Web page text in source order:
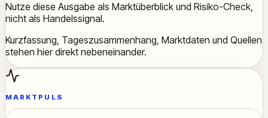
Nutze diese Ausgabe als Marktüberblick und Risiko-Check,
nicht als Handelssignal.
Kurzfassung, Tageszusammenhang, Marktdaten und Quellen
stehen hier direkt nebeneinander.
MARKTPULS